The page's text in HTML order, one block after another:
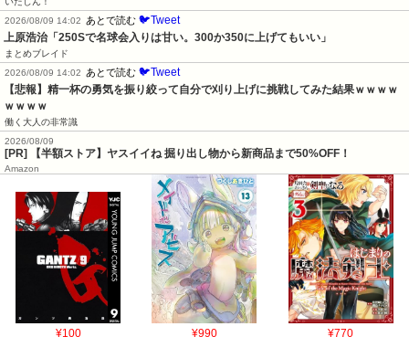
2026/08/09 14:02
あとで読む 🐦Tweet
上原浩治「250Sで名球会入りは甘い。300か350に上げてもいい」
まとめブレイド
2026/08/09 14:02
あとで読む 🐦Tweet
【悲報】精一杯の勇気を振り絞って自分で刈り上げに挑戦してみた結果ｗｗｗｗ
ｗｗｗｗ
働く大人の非常識
2026/08/09
[PR] 【半額ストア】ヤスイイね 掘り出し物から新商品まで50%OFF！
Amazon
¥100 ¥990 ¥770